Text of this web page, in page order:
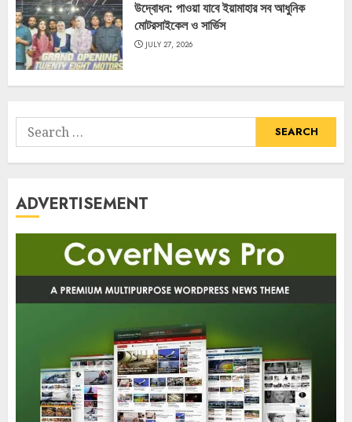
উদ্বোধন: পাওয়া যাবে ইয়ামাহার সব আধুনিক
মোটরসাইকেল ও সার্ভিস
JULY 27, 2026
Search
for:
ADVERTISEMENT